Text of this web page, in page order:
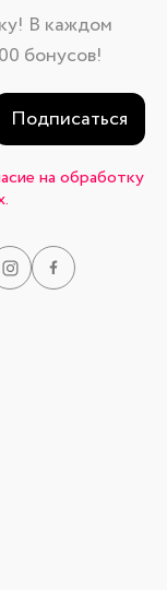
В каждом
бонусов!
Подписаться
на обработку